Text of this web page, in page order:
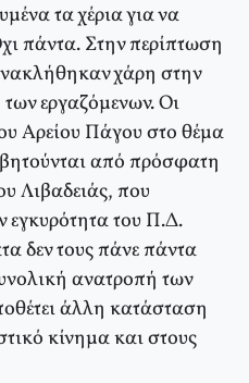
τα χέρια για να
πάντα. Στην περίπτωση
χάρη στην
εργαζόμενων. Oι
Aρείου Πάγου στο θέμα
από πρόσφατη
Λιβαδειάς, που
εγκυρότητα του Π.Δ.
δεν τους πάνε πάντα
ανατροπή των
άλλη κατάσταση
κίνημα και στους